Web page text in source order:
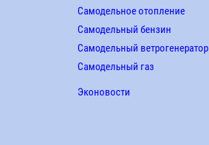
Самодельное отопление
Самодельный бензин
Самодельный ветрогенератор
Самодельный газ
Эконовости